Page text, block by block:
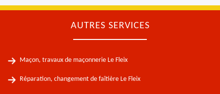
AUTRES SERVICES
Maçon, travaux de maçonnerie Le Fleix
Réparation, changement de faîtière Le Fleix